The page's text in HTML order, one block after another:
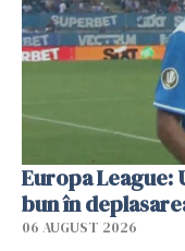
Europa League:
bun în
06 AUGUST 2026